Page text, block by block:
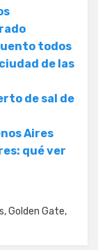
todos
de las
de sal de
Aires
qué ver
,Golden Gate,